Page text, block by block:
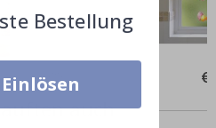
auch
Bestellung